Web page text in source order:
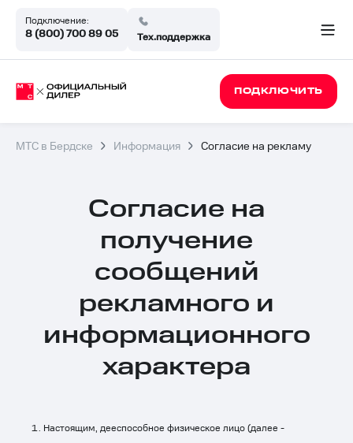
Подключение:
8 (800) 700 89 05 Тех.поддержка
ПОДКЛЮЧИТЬ
МТС в Бердске Информация Согласие на рекламу
Согласие на
получение
сообщений
рекламного и
информационного
характера
партнёр
МТС
в
Бердске
Настоящим, дееспособное физическое лицо (далее -